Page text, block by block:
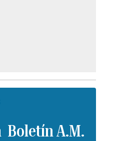
Boletín A.M.